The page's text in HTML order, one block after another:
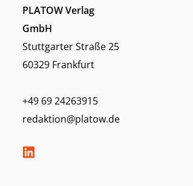
PLATOW Verlag
GmbH
Stuttgarter Straße 25
60329 Frankfurt
+49 69 24263915
redaktion@platow.de